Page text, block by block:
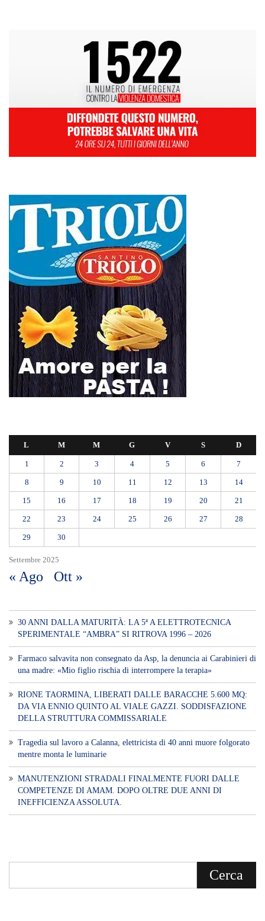
Settembre 2025
L M M G V S D
1 2 3 4 5 6 7
8 9 10 11 12 13 14
15 16 17 18 19 20 21
22 23 24 25 26 27 28
29 30
« Ago Ott »
30 ANNI DALLA MATURITÀ: LA 5ª A ELETTROTECNICA
SPERIMENTALE “AMBRA” SI RITROVA 1996 – 2026
Farmaco salvavita non consegnato da Asp, la denuncia ai Carabinieri di
una madre: «Mio figlio rischia di interrompere la terapia»
RIONE TAORMINA, LIBERATI DALLE BARACCHE 5.600 MQ:
DA VIA ENNIO QUINTO AL VIALE GAZZI. SODDISFAZIONE
DELLA STRUTTURA COMMISSARIALE
Tragedia sul lavoro a Calanna, elettricista di 40 anni muore folgorato
mentre monta le luminarie
MANUTENZIONI STRADALI FINALMENTE FUORI DALLE
COMPETENZE DI AMAM. DOPO OLTRE DUE ANNI DI
INEFFICIENZA ASSOLUTA.